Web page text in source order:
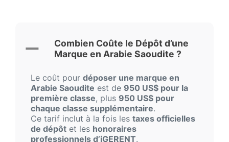
Combien Coûte le Dépôt d’une
Marque en Arabie Saoudite ?
Le coût pour déposer une marque en
Arabie Saoudite est de 950 US$ pour la
première classe, plus 950 US$ pour
chaque classe supplémentaire.
Ce tarif inclut à la fois les taxes officielles
de dépôt et les honoraires
professionnels d’iGERENT.